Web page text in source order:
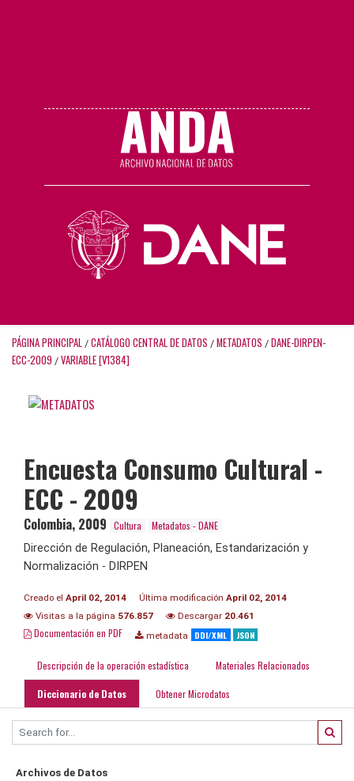
PÁGINA PRINCIPAL / CATÁLOGO CENTRAL DE DATOS / METADATOS / DANE-DIRPEN-
ECC-2009 / VARIABLE [V1384]
Encuesta Consumo Cultural -
ECC - 2009
Colombia, 2009 Cultura
Metadatos - DANE
Dirección de Regulación, Planeación, Estandarización y
Normalización - DIRPEN
Creado el April 02, 2014 Última modificación April 02, 2014
Visitas a la página 576.857 Descargar 20.461
Documentación en PDF metadata DDI/XML JSON
Descripción de la operación estadística Materiales Relacionados
Diccionario de Datos Obtener Microdatos
Archivos de Datos